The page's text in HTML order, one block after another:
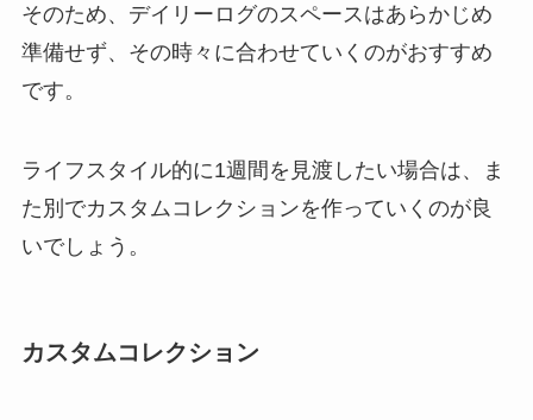
そのため、デイリーログのスペースはあらかじめ
準備せず、その時々に合わせていくのがおすすめ
です。
ライフスタイル的に1週間を見渡したい場合は、ま
た別でカスタムコレクションを作っていくのが良
いでしょう。
カスタムコレクション